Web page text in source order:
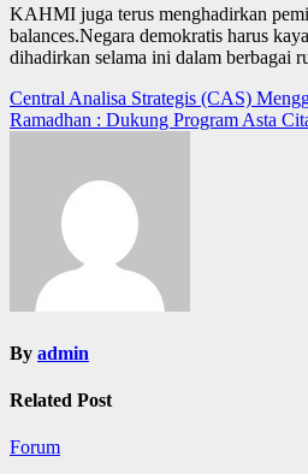
KAHMI juga terus menghadirkan
balances.Negara demokratis harus
dihadirkan selama ini dalam berbagai
Post
navigation
Central Analisa Strategis (CAS)
Ramadhan : Dukung Program Asta
By admin
Related Post
Forum